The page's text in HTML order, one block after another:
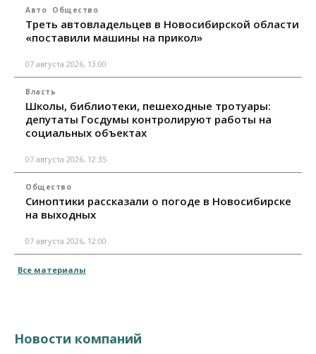
Авто Общество
Треть автовладельцев в Новосибирской области
«поставили машины на прикол»
07 августа 2026, 13:00
Власть
Школы, библиотеки, пешеходные тротуары:
депутаты Госдумы контролируют работы на
социальных объектах
07 августа 2026, 12:35
Общество
Синоптики рассказали о погоде в Новосибирске
на выходных
07 августа 2026, 12:00
Все материалы
Новости компаний